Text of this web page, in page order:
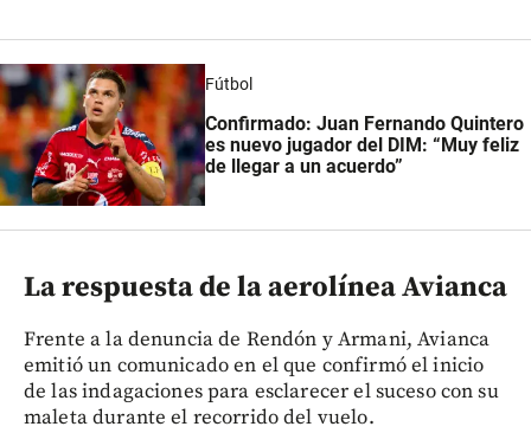
Fútbol
Confirmado: Juan Fernando Quintero
es nuevo jugador del DIM: “Muy feliz
de llegar a un acuerdo”
La respuesta de la aerolínea Avianca
Frente a la denuncia de Rendón y Armani, Avianca
emitió un comunicado en el que confirmó el inicio
de las indagaciones para esclarecer el suceso con su
maleta durante el recorrido del vuelo.